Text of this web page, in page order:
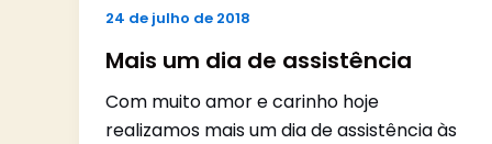
24 de julho de 2018
Mais um dia de assistência
Com muito amor e carinho hoje
realizamos mais um dia de assistência às